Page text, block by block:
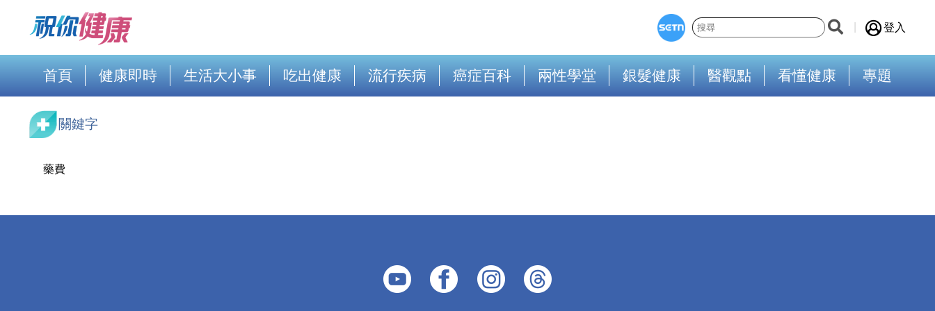
登入
首頁 健康即時 生活大小事 吃出健康 流行疾病 癌症百科 兩性學堂 銀髮健康 醫觀點 看懂健康 專題
關鍵字
藥費